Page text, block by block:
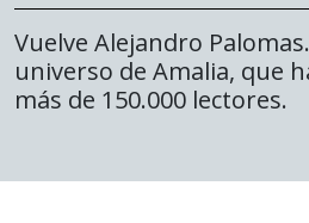
Vuelve Alejandro
universo de Amalia, que
más de 150.000 lectores.